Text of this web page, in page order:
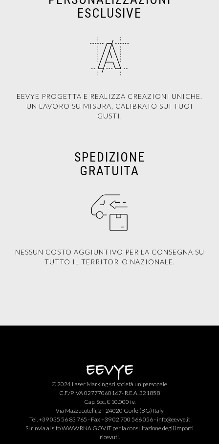
ESCLUSIVE
EEVYE PROGETTA E REALIZZA CREAZIONI UNICHE.
UN LAVORO SU MISURA, CALIBRATO SUI TUOI
GUSTI.
SPEDIZIONE
GRATUITA
NESSUN COSTO AGGIUNTIVO PER LA CONSEGNA SU
TUTTO IL TERRITORIO NAZIONALE.
© 2024 Laser Marking srl società unipersonale
C.F./P.IVA 02777060167- R.E.A. 321858
Cap. Soc. € 10.000 i.v.
Via Mazzucotelli, 2 - 24020 Gorle (BG) Italy
Tel. +39 035 56 83 765 - Fax +39 02 700 566 056 - info@eevye.it
Si rinvia al sitoWWW.RNA.GOV.IT per la consultazione degli importi
ricevuti.